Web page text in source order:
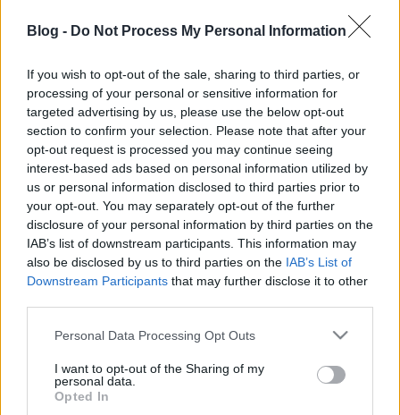
Blog - Do Not Process My Personal Information
If you wish to opt-out of the sale, sharing to third parties, or
processing of your personal or sensitive information for
targeted advertising by us, please use the below opt-out
section to confirm your selection. Please note that after your
opt-out request is processed you may continue seeing
interest-based ads based on personal information utilized by
us or personal information disclosed to third parties prior to
your opt-out. You may separately opt-out of the further
disclosure of your personal information by third parties on the
IAB’s list of downstream participants. This information may
also be disclosed by us to third parties on the IAB’s List of
Downstream Participants that may further disclose it to other
Please note that this website/app uses one or more Google
not limited to your visit or usage behaviour. You may click to
grant or deny consent to Google and its third-party tags to
use your data for below specified purposes in below Google
Personal Data Processing Opt Outs
I want to opt-out of the Sharing of my
personal data.
Opted In
A Két Cica Konyhája: Szeptembertől újra vár a Puskin
Kuckó – családi filmek, bábelőadások és koncertek
hétvégenként
A nyári szünet után szeptembertől ismét megnyitja
kapuit a Puskin Kuckó: egészen december közepéig
minden hétvégén családi programokkal várja a
legkisebbeket és szüleiket a Puskin mozi. Már elérhető
a frissen megjelent nyomtatott programfüzet, amely
megvásárolhatók a Puskin mozi pénztárában és
weboldalán. A Kuckó programsorozatának
legfontosabb szegmense a Legkisebbek mozija,
amelynek célja,…